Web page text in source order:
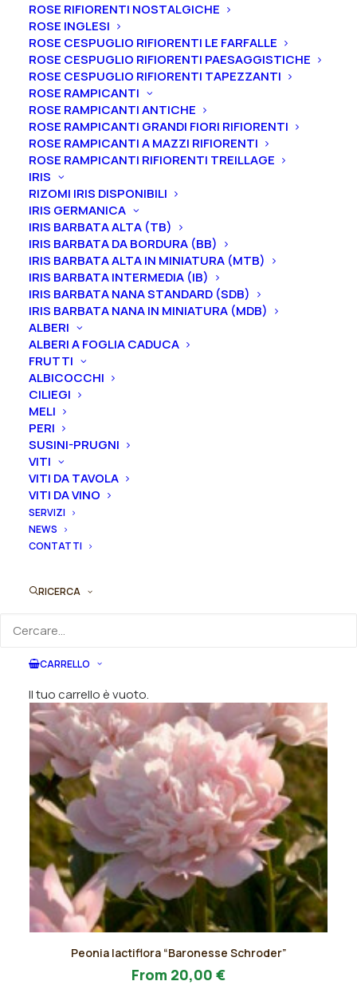
ROSE RIFIORENTI NOSTALGICHE
ROSE INGLESI
ROSE CESPUGLIO RIFIORENTI LE FARFALLE
ROSE CESPUGLIO RIFIORENTI PAESAGGISTICHE
ROSE CESPUGLIO RIFIORENTI TAPEZZANTI
ROSE RAMPICANTI
ROSE RAMPICANTI ANTICHE
ROSE RAMPICANTI GRANDI FIORI RIFIORENTI
ROSE RAMPICANTI A MAZZI RIFIORENTI
ROSE RAMPICANTI RIFIORENTI TREILLAGE
IRIS
RIZOMI IRIS DISPONIBILI
IRIS GERMANICA
IRIS BARBATA ALTA (TB)
IRIS BARBATA DA BORDURA (BB)
IRIS BARBATA ALTA IN MINIATURA (MTB)
IRIS BARBATA INTERMEDIA (IB)
IRIS BARBATA NANA STANDARD (SDB)
IRIS BARBATA NANA IN MINIATURA (MDB)
ALBERI
ALBERI A FOGLIA CADUCA
FRUTTI
ALBICOCCHI
CILIEGI
MELI
PERI
SUSINI-PRUGNI
VITI
VITI DA TAVOLA
VITI DA VINO
SERVIZI
NEWS
CONTATTI
RICERCA
CARRELLO
Il tuo carrello è vuoto.
AGGIUNGI AL PREVENTIVO
Questo
prodotto
ha
più
varianti.
Le
essere
nella
del
Peonia lactiflora “Avalanche”
prodottoPeonia lactiflora “Baronesse Schroder”
From 20,00 €